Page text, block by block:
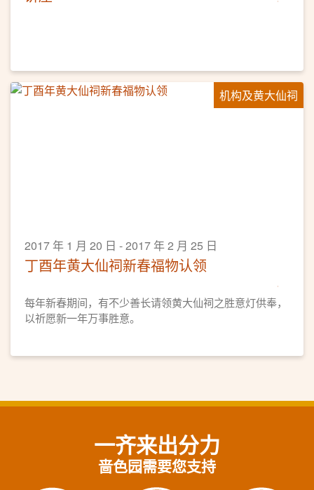
机构及黄大仙祠
2017 年 1 月 20 日 - 2017 年 2 月 25 日
丁酉年黄大仙祠新春福物认领
每年新春期间，有不少善长请领黄大仙祠之胜意灯供奉，
以祈愿新一年万事胜意。
一齐来出分力
啬色园需要您支持